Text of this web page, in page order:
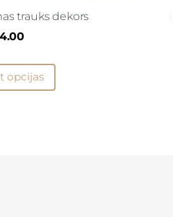
trauks dekors
opcijas